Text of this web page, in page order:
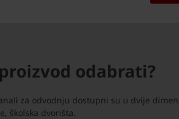
odabrati?
za odvodnju dostupni su u dvije
školska dvorišta.